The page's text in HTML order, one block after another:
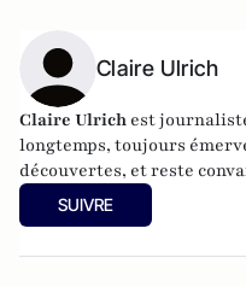
Claire Ulrich
Claire Ulrich est
longtemps, toujours
découvertes, et reste
quelque chose de pas si
communiquent
SUIVRE